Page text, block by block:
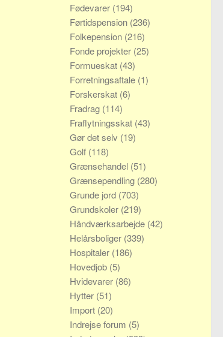
Fødevarer (194)
Førtidspension (236)
Folkepension (216)
Fonde projekter (25)
Formueskat (43)
Forretningsaftale (1)
Forskerskat (6)
Fradrag (114)
Fraflytningsskat (43)
Gør det selv (19)
Golf (118)
Grænsehandel (51)
Grænsependling (280)
Grunde jord (703)
Grundskoler (219)
Håndværksarbejde (42)
Helårsboliger (339)
Hospitaler (186)
Hovedjob (5)
Hvidevarer (86)
Hytter (51)
Import (20)
Indrejse forum (5)